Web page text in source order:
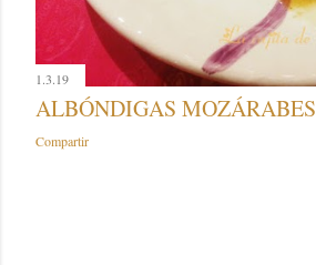
1.3.19
ALBÓNDIGAS MOZÁRABES
Compartir